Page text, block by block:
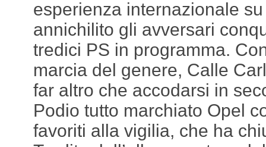
esperienza internazionale
annichilito gli avversari
tredici PS in programma.
marcia del genere, Calle
far altro che accodarsi in
Podio tutto marchiato Opel
favoriti alla vigilia, che ha